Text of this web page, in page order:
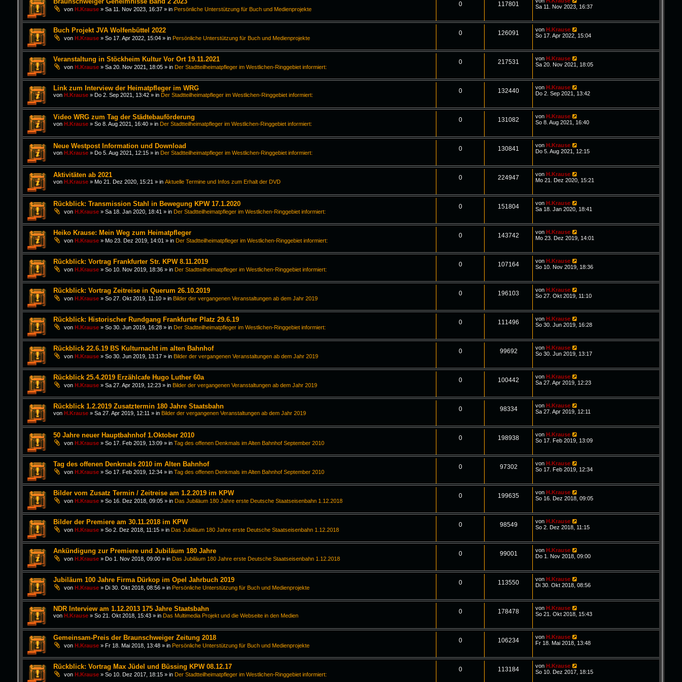
von H.Krause» Sa 11. Nov 2023, 16:37» in Persönliche Unterstützung für Buch und Medienprojekte
0 117801
Sa 11. Nov 2023, 16:37
Buch Projekt JVA Wolfenbüttel 2022
von H.Krause» So 17. Apr 2022, 15:04» in Persönliche Unterstützung für Buch und Medienprojekte
0 126091 vonH.Krause
So 17. Apr 2022, 15:04
Veranstaltung in Stöckheim Kultur Vor Ort 19.11.2021
von H.Krause» Sa 20. Nov 2021, 18:05» in Der Stadtteilheimatpfleger im Westlichen-Ringgebiet informiert:
0 217531 vonH.Krause
Sa 20. Nov 2021, 18:05
Link zum Interview der Heimatpfleger im WRG
von H.Krause» Do 2. Sep 2021, 13:42» in Der Stadtteilheimatpfleger im Westlichen-Ringgebiet informiert:
0 132440 vonH.Krause
Do 2. Sep 2021, 13:42
Video WRG zum Tag der Städtebauförderung
von H.Krause» So 8. Aug 2021, 16:40» in Der Stadtteilheimatpfleger im Westlichen-Ringgebiet informiert:
0 131082 vonH.Krause
So 8. Aug 2021, 16:40
Neue Westpost Information und Download
von H.Krause» Do 5. Aug 2021, 12:15» in Der Stadtteilheimatpfleger im Westlichen-Ringgebiet informiert:
0 130841 vonH.Krause
Do 5. Aug 2021, 12:15
Aktivitäten ab 2021
von H.Krause» Mo 21. Dez 2020, 15:21 » in Aktuelle Termine und Infos zum Erhalt der DVD
0 224947 vonH.Krause
Mo 21. Dez 2020, 15:21
Rückblick: Transmission Stahl in Bewegung KPW 17.1.2020
von H.Krause» Sa 18. Jan 2020, 18:41 » in Der Stadtteilheimatpfleger im Westlichen-Ringgebiet informiert:
0 151804 vonH.Krause
Sa 18. Jan 2020, 18:41
Heiko Krause: Mein Weg zum Heimatpfleger
von H.Krause» Mo 23. Dez 2019, 14:01 » in Der Stadtteilheimatpfleger im Westlichen-Ringgebiet informiert:
0 143742 vonH.Krause
Mo 23. Dez 2019, 14:01
Rückblick: Vortrag Frankfurter Str. KPW 8.11.2019
von H.Krause» So 10. Nov 2019, 18:36» in Der Stadtteilheimatpfleger im Westlichen-Ringgebiet informiert:
0 107164 vonH.Krause
So 10. Nov 2019, 18:36
Rückblick: Vortrag Zeitreise in Querum 26.10.2019
von H.Krause» So 27. Okt 2019, 11:10» in Bilder der vergangenen Veranstaltungen ab dem Jahr 2019
0 196103 vonH.Krause
So 27. Okt 2019, 11:10
Rückblick: Historischer Rundgang Frankfurter Platz 29.6.19
von H.Krause» So 30. Jun 2019, 16:28» in Der Stadtteilheimatpfleger im Westlichen-Ringgebiet informiert:
0 111496 vonH.Krause
So 30. Jun 2019, 16:28
Rückblick 22.6.19 BS Kulturnacht im alten Bahnhof
von H.Krause» So 30. Jun 2019, 13:17» in Bilder der vergangenen Veranstaltungen ab dem Jahr 2019
0 99692 vonH.Krause
So 30. Jun 2019, 13:17
Rückblick 25.4.2019 Erzählcafe Hugo Luther 60a
von H.Krause» Sa 27. Apr 2019, 12:23» in Bilder der vergangenen Veranstaltungen ab dem Jahr 2019
0 100442 vonH.Krause
Sa 27. Apr 2019, 12:23
Rückblick 1.2.2019 Zusatztermin 180 Jahre Staatsbahn
von H.Krause» Sa 27. Apr 2019, 12:11 » in Bilder der vergangenen Veranstaltungen ab dem Jahr 2019
0 98334 vonH.Krause
Sa 27. Apr 2019, 12:11
50 Jahre neuer Hauptbahnhof 1.Oktober 2010
von H.Krause» So 17. Feb 2019, 13:09» in Tag des offenen Denkmals im Alten Bahnhof September 2010
0 198938 vonH.Krause
So 17. Feb 2019, 13:09
Tag des offenen Denkmals 2010 im Alten Bahnhof
von H.Krause» So 17. Feb 2019, 12:34» in Tag des offenen Denkmals im Alten Bahnhof September 2010
0 97302 vonH.Krause
So 17. Feb 2019, 12:34
Bilder vom Zusatz Termin / Zeitreise am 1.2.2019 im KPW
von H.Krause» So 16. Dez 2018, 09:05» in Das Jubiläum 180 Jahre erste Deutsche Staatseisenbahn 1.12.2018
0 199635 vonH.Krause
So 16. Dez 2018, 09:05
Bilder der Premiere am 30.11.2018 im KPW
von H.Krause» So 2. Dez 2018, 11:15» in Das Jubiläum 180 Jahre erste Deutsche Staatseisenbahn 1.12.2018
0 98549 vonH.Krause
So 2. Dez 2018, 11:15
Ankündigung zur Premiere und Jubiläum 180 Jahre
von H.Krause» Do 1. Nov 2018, 09:00» in Das Jubiläum 180 Jahre erste Deutsche Staatseisenbahn 1.12.2018
0 99001 vonH.Krause
Do 1. Nov 2018, 09:00
Jubiläum 100 Jahre Firma Dürkop im Opel Jahrbuch 2019
von H.Krause» Di 30. Okt 2018, 08:56» in Persönliche Unterstützung für Buch und Medienprojekte
0 113550 vonH.Krause
Di 30. Okt 2018, 08:56
NDR Interview am 1.12.2013 175 Jahre Staatsbahn
von H.Krause» So 21. Okt 2018, 15:43» in Das Multimedia Projekt und die Webseite in den Medien
0 178478 vonH.Krause
So 21. Okt 2018, 15:43
Gemeinsam-Preis der Braunschweiger Zeitung 2018
von H.Krause» Fr 18. Mai 2018, 13:48» in Persönliche Unterstützung für Buch und Medienprojekte
0 106234 vonH.Krause
Fr 18. Mai 2018, 13:48
Rückblick: Vortrag Max Jüdel und Büssing KPW 08.12.17
von H.Krause» So 10. Dez 2017, 18:15» in Der Stadtteilheimatpfleger im Westlichen-Ringgebiet informiert:
0 113184 vonH.Krause
So 10. Dez 2017, 18:15